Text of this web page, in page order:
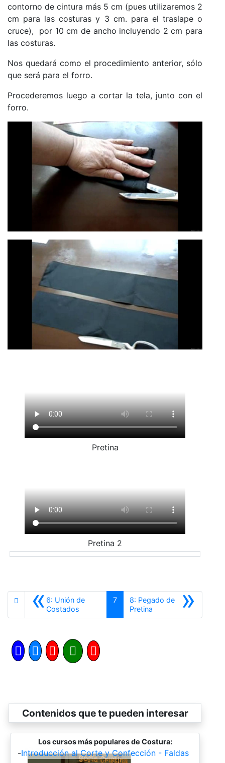
contorno de cintura más 5 cm (pues utilizaremos 2
cm para las costuras y 3 cm. para el traslape o
cruce), por 10 cm de ancho incluyendo 2 cm para
las costuras.
Nos quedará como el procedimiento anterior, sólo
que será para el forro.
Procederemos luego a cortar la tela, junto con el
forro.
Pretina
Pretina 2
«6: Unión de
Costados
7 »
8: Pegado de
PretinaSiguiente
Contenidos que te pueden interesar
Los cursos más populares de Costura:
-Introducción al Corte y Confección - Faldas